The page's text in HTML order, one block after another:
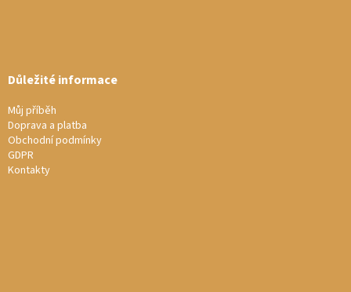
Důležité informace
Můj příběh
Doprava a platba
Obchodní podmínky
GDPR
Kontakty